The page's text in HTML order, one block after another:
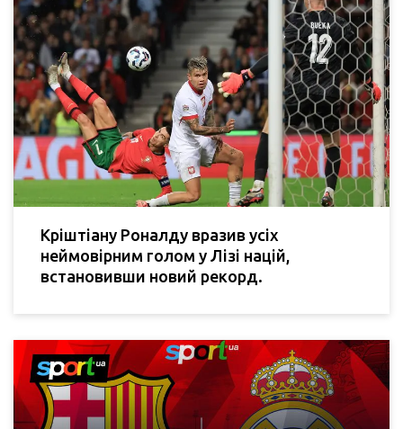
Кріштіану Роналду вразив усіх
неймовірним голом у Лізі націй,
встановивши новий рекорд.